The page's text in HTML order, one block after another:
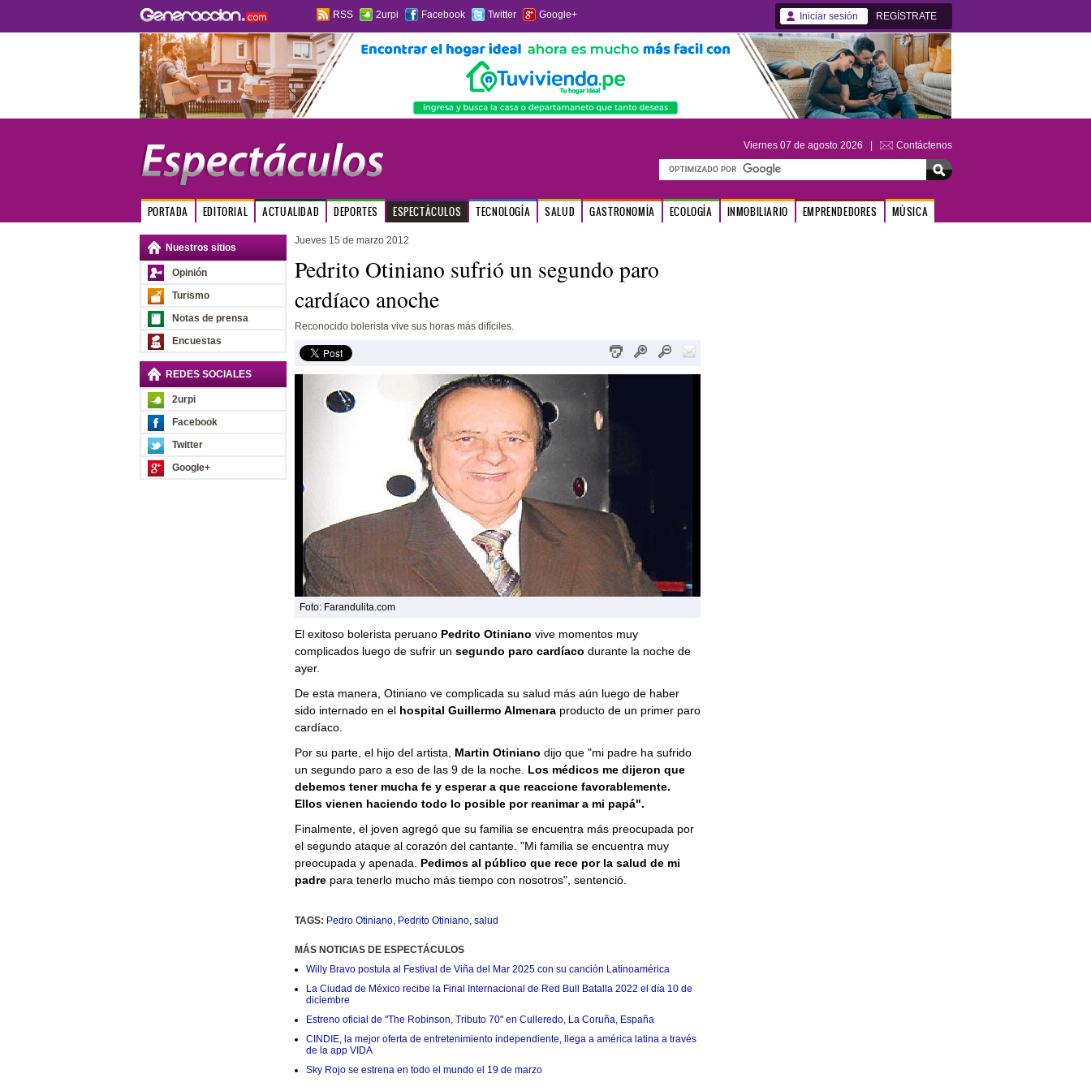
RSS 2urpi Facebook Twitter Google+ Iniciar sesión REGÍSTRATE
Viernes 07 de agosto 2026 | Contáctenos
PORTADA EDITORIAL ACTUALIDAD DEPORTES ESPECTÁCULOS TECNOLOGÍA SALUD GASTRONOMÍA ECOLOGÍA INMOBILIARIO EMPRENDEDORES MÚSICA
Nuestros sitios
Opinión
Turismo
Notas de prensa
Encuestas
REDES SOCIALES
2urpi
Facebook
Twitter
Google+
Jueves 15 de marzo 2012
Pedrito Otiniano sufrió un segundo paro
cardíaco anoche
Reconocido bolerista vive sus horas más difíciles.
Foto: Farandulita.com
El exitoso bolerista peruano Pedrito Otiniano vive momentos muy
complicados luego de sufrir un segundo paro cardíaco durante la noche de
ayer.
De esta manera, Otiniano ve complicada su salud más aún luego de haber
sido internado en el hospital Guillermo Almenaraproducto de un primer paro
cardíaco.
Por su parte, el hijo del artista, Martin Otiniano dijo que "mi padre ha sufrido
un segundo paro a eso de las 9 de la noche. Los médicos me dijeron que
debemos tener mucha fe y esperar a que reaccione favorablemente.
Ellos vienen haciendo todo lo posible por reanimar a mi papá".
Finalmente, el joven agregó que su familia se encuentra más preocupada por
el segundo ataque al corazón del cantante. "Mi familia se encuentra muy
preocupada y apenada. Pedimos al público que rece por la salud de mi
padre para tenerlo mucho más tiempo con nosotros", sentenció.
TAGS: Pedro Otiniano, Pedrito Otiniano, salud
MÁS NOTICIAS DE ESPECTÁCULOS
Willy Bravo postula al Festival de Viña del Mar 2025 con su canción Latinoamérica
La Ciudad de México recibe la Final Internacional de Red Bull Batalla 2022 el día 10 de
diciembre
Estreno oficial de "The Robinson, Tributo 70" en Culleredo, La Coruña, España
CINDIE, la mejor oferta de entretenimiento independiente, llega a américa latina a través
de la app VIDA
Sky Rojo se estrena en todo el mundo el 19 de marzo